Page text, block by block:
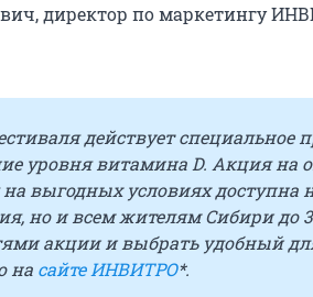
директор по маркетингу
действует специальное
уровня витамина D. Акция на
на выгодных условиях доступна
но и всем жителям Сибири до
акции и выбрать удобный
на сайте ИНВИТРО*.